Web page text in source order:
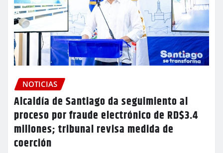
NOTICIAS
Alcaldía de Santiago da seguimiento al
proceso por fraude electrónico de RD$3.4
millones; tribunal revisa medida de
coerción